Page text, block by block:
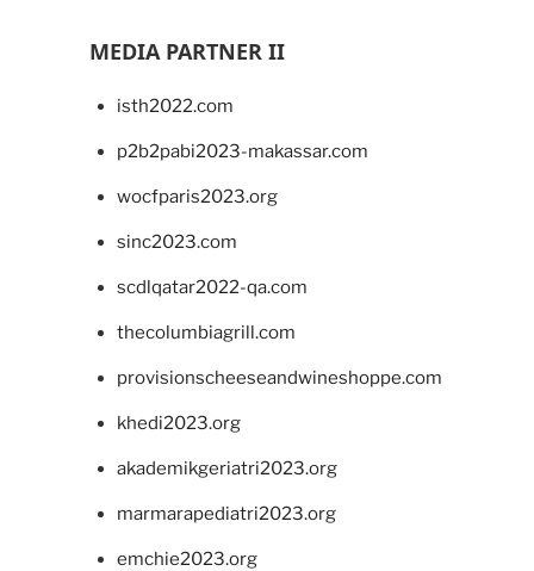
MEDIA PARTNER II
isth2022.com
p2b2pabi2023-makassar.com
wocfparis2023.org
sinc2023.com
scdlqatar2022-qa.com
thecolumbiagrill.com
provisionscheeseandwineshoppe.com
khedi2023.org
akademikgeriatri2023.org
marmarapediatri2023.org
emchie2023.org